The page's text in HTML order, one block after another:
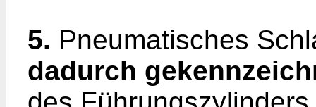
5. Pneumatisches
dadurch